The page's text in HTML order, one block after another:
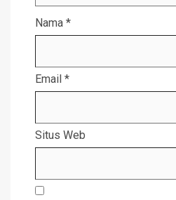
Nama *
Email *
Situs Web